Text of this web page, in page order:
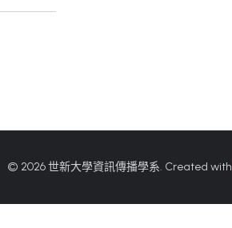
© 2026 世新大學資訊傳播學系. Created with